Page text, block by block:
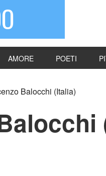
AMORE POETI
Balocchi (Italia)